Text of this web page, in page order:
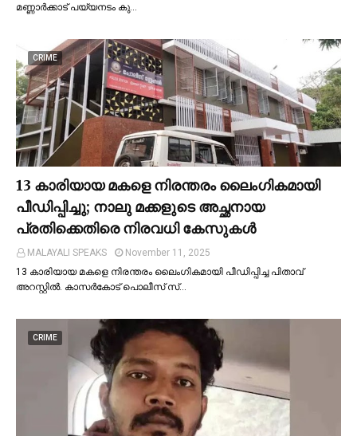
മണ്ണാർക്കാട് പയ്യനടം കു…
CRIME
13 കാരിയായ മകളെ നിരന്തരം ലൈംഗികമായി
പീഡിപ്പിച്ചു; നാലു മക്കളുടെ അച്ഛനായ
പ്രതിക്കെതിരെ നിരവധി കേസുകള്‍
MALAYALI SPEAKS
November 11, 2025
13 കാരിയായ മകളെ നിരന്തരം ലൈംഗികമായി പീഡിപ്പിച്ച പിതാവ്
അറസ്റ്റില്‍. കാസർകോട് പൊലീസ് സ്…
CRIME